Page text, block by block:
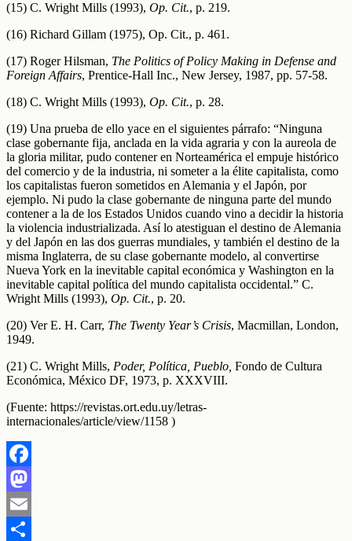
(15) C. Wright Mills (1993), Op. Cit., p. 219.
(16) Richard Gillam (1975), Op. Cit., p. 461.
(17) Roger Hilsman, The Politics of Policy Making in Defense and
Foreign Affairs, Prentice-Hall Inc., New Jersey, 1987, pp. 57-58.
(18) C. Wright Mills (1993), Op. Cit., p. 28.
(19) Una prueba de ello yace en el siguientes párrafo: “Ninguna
clase gobernante fija, anclada en la vida agraria y con la aureola de
la gloria militar, pudo contener en Norteamérica el empuje histórico
del comercio y de la industria, ni someter a la élite capitalista, como
los capitalistas fueron sometidos en Alemania y el Japón, por
ejemplo. Ni pudo la clase gobernante de ninguna parte del mundo
contener a la de los Estados Unidos cuando vino a decidir la historia
la violencia industrializada. Así lo atestiguan el destino de Alemania
y del Japón en las dos guerras mundiales, y también el destino de la
misma Inglaterra, de su clase gobernante modelo, al convertirse
Nueva York en la inevitable capital económica y Washington en la
inevitable capital política del mundo capitalista occidental.” C.
Wright Mills (1993), Op. Cit., p. 20.
(20) Ver E. H. Carr, The Twenty Year’s Crisis, Macmillan, London,
1949.
(21) C. Wright Mills, Poder, Política, Pueblo, Fondo de Cultura
Económica, México DF, 1973, p. XXXVIII.
(Fuente: https://revistas.ort.edu.uy/letras-
internacionales/article/view/1158 )
Facebook
Mastodon
Email